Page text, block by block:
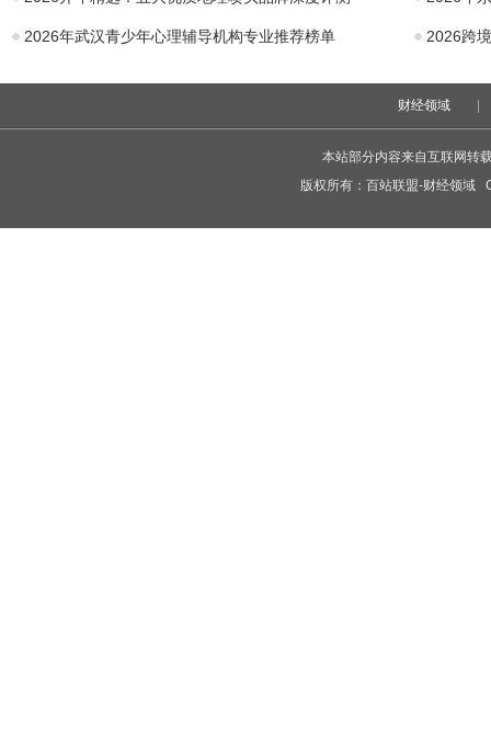
2026年武汉青少年心理辅导机构专业推荐榜单 2026跨
财经领域 |
本站部分内容来自互联网转
版权所有： 百站联盟-财经领域